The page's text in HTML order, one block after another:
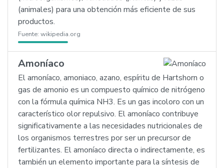
(animales) para una obtención más eficiente de sus
productos.
Fuente: wikipedia.org
Amoníaco
El amoníaco, amoniaco, azano, espíritu de Hartshorn o
gas de amonio es un compuesto químico de nitrógeno
con la fórmula química NH3. Es un gas incoloro con un
característico olor repulsivo. El amoníaco contribuye
significativamente a las necesidades nutricionales de
los organismos terrestres por ser un precursor de
fertilizantes. El amoníaco directa o indirectamente, es
también un elemento importante para la síntesis de